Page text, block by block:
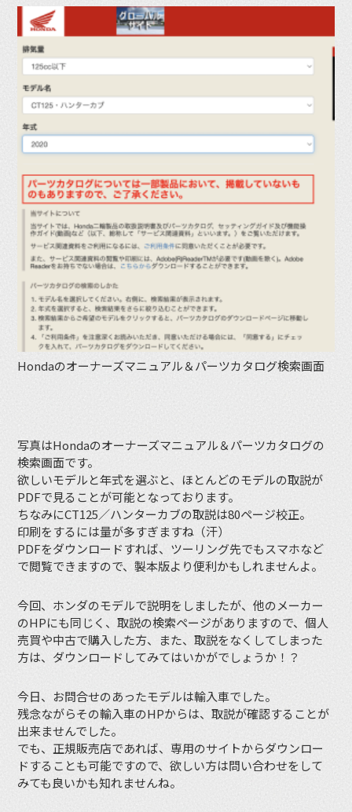
Hondaのオーナーズマニュアル＆パーツカタログ検索画面
写真はHondaのオーナーズマニュアル＆パーツカタログの
検索画面です。
欲しいモデルと年式を選ぶと、ほとんどのモデルの取説が
PDFで見ることが可能となっております。
ちなみにCT125／ハンターカブの取説は80ページ校正。
印刷をするには量が多すぎますね（汗）
PDFをダウンロードすれば、ツーリング先でもスマホなど
で閲覧できますので、製本版より便利かもしれませんよ。
今回、ホンダのモデルで説明をしましたが、他のメーカー
のHPにも同じく、取説の検索ページがありますので、個人
売買や中古で購入した方、また、取説をなくしてしまった
方は、ダウンロードしてみてはいかがでしょうか！？
今日、お問合せのあったモデルは輸入車でした。
残念ながらその輸入車のHPからは、取説が確認することが
出来ませんでした。
でも、正規販売店であれば、専用のサイトからダウンロー
ドすることも可能ですので、欲しい方は問い合わせをして
みても良いかも知れませんね。